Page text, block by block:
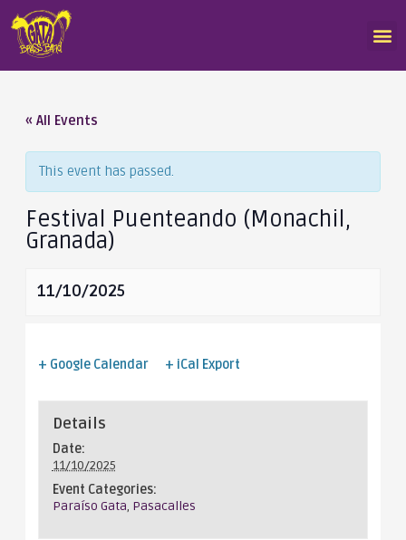
« All Events
This event has passed.
Festival Puenteando (Monachil,
Granada)
11/10/2025
+ Google Calendar + iCal Export
Details
Date:
11/10/2025
Event Categories:
Paraíso Gata, Pasacalles